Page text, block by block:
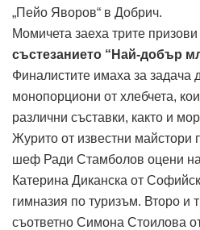
„Пейо Яворов“ в Добрич.
Момичета заеха трите
състезанието “Най-добър
Финалистите имаха за задача
монопорциони от хлебчета,
различни съставки, както и
Журито от известни майстори
шеф Ради Стамболов оцени
Катерина Диканска от
гимназия по туризъм. Второ и
съответно Симона Стоилова